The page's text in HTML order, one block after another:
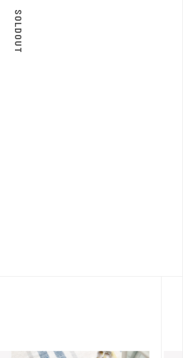
SOLDOUT